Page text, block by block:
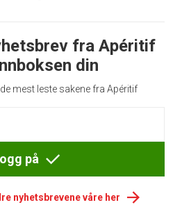
fra Apéritif
din
mest leste sakene fra Apéritif
på
nyhetsbrevene våre her